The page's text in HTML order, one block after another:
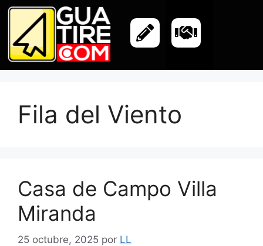
Fila del Viento
Casa de Campo Villa
Miranda
25 octubre, 2025 por LL